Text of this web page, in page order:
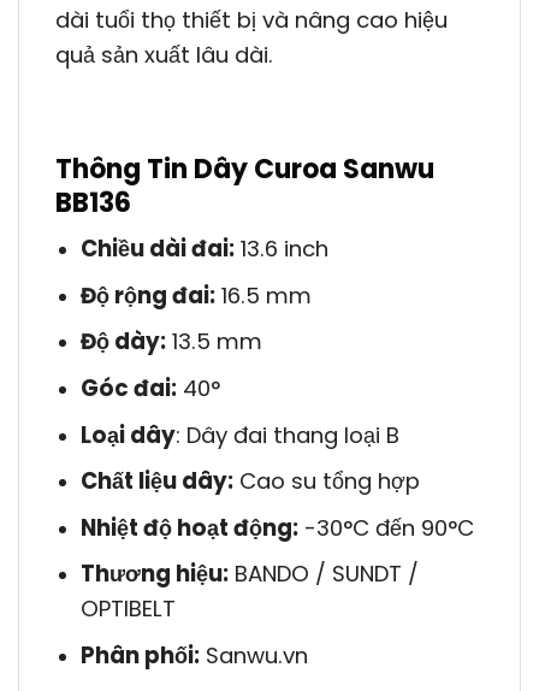
dài tuổi thọ thiết bị và nâng cao hiệu
quả sản xuất lâu dài.
Thông Tin Dây Curoa Sanwu
BB136
Chiều dài đai:13.6 inch
Độ rộng đai:16.5 mm
Độ dày:13.5 mm
Góc đai:40°
Loại dây: Dây đai thang loại B
Chất liệu dây:Cao su tổng hợp
Nhiệt độ hoạt động:-30°C đến 90°C
Thương hiệu:BANDO / SUNDT /
OPTIBELT
Phân phối:Sanwu.vn